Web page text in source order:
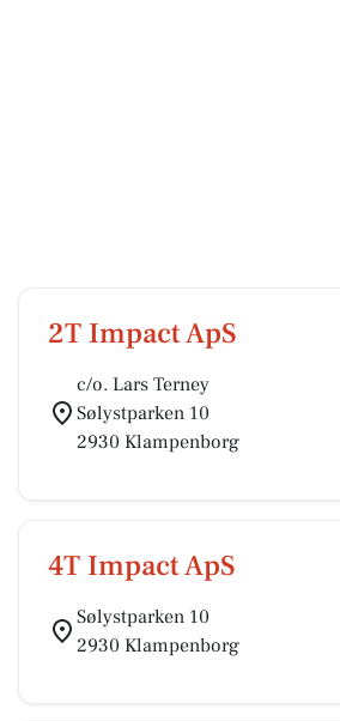
2T Impact ApS
c/o. Lars Terney
Sølystparken 10
2930 Klampenborg
4T Impact ApS
Sølystparken 10
2930 Klampenborg